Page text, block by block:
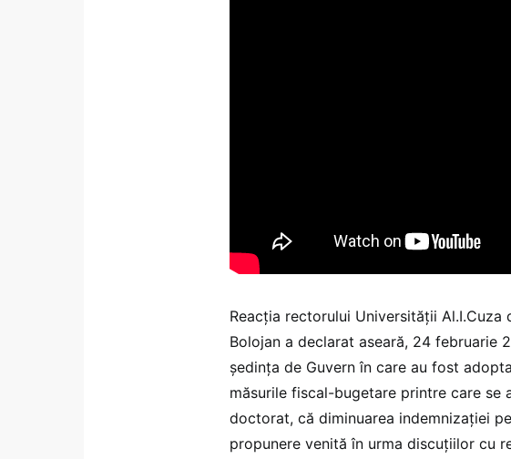
Reacția rectorului Universității Al.I.Cuza
Bolojan a declarat aseară, 24 februarie
ședința de Guvern în care au fost
măsurile fiscal-bugetare printre care se
doctorat, că diminuarea indemnizației
propunere venită în urma discuțiilor cu